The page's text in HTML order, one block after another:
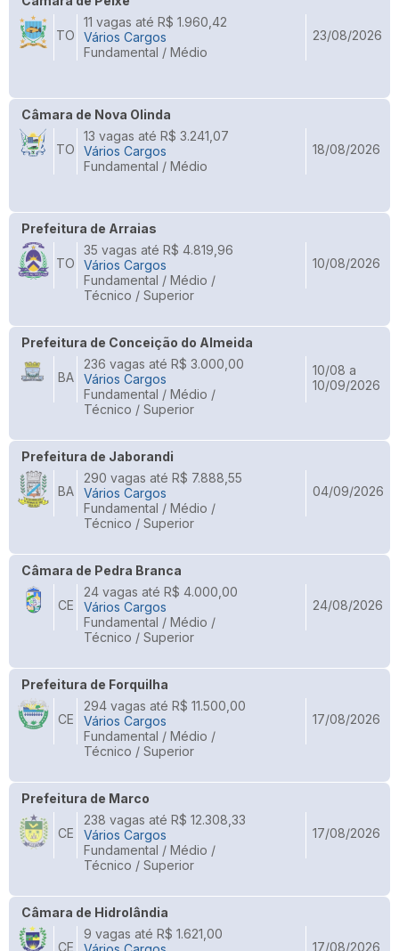
TO
11 vagas até R$ 1.960,42
Vários Cargos
Fundamental / Médio
23/08/2026
Câmara de Nova Olinda
TO
13 vagas até R$ 3.241,07
Vários Cargos
Fundamental / Médio
18/08/2026
Prefeitura de Arraias
TO
35 vagas até R$ 4.819,96
Vários Cargos
Fundamental / Médio /
Técnico / Superior
10/08/2026
Prefeitura de Conceição do Almeida
BA
236 vagas até R$ 3.000,00
Vários Cargos
Fundamental / Médio /
Técnico / Superior
10/08 a
10/09/2026
Prefeitura de Jaborandi
BA
290 vagas até R$ 7.888,55
Vários Cargos
Fundamental / Médio /
Técnico / Superior
04/09/2026
Câmara de Pedra Branca
CE
24 vagas até R$ 4.000,00
Vários Cargos
Fundamental / Médio /
Técnico / Superior
24/08/2026
Prefeitura de Forquilha
CE
294 vagas até R$ 11.500,00
Vários Cargos
Fundamental / Médio /
Técnico / Superior
17/08/2026
Prefeitura de Marco
CE
238 vagas até R$ 12.308,33
Vários Cargos
Fundamental / Médio /
Técnico / Superior
17/08/2026
Câmara de Hidrolândia
CE
9 vagas até R$ 1.621,00
17/08/2026